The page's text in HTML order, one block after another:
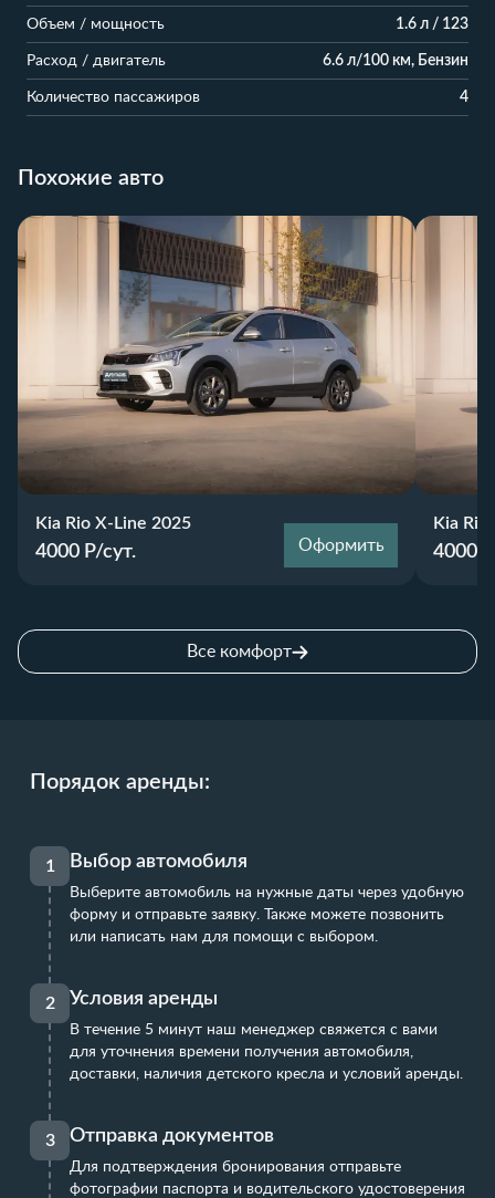
Объем / мощность 1.6 л / 123
Расход / двигатель 6.6 л/100 км, Бензин
Количество пассажиров 4
Похожие авто
Kia Rio X-Line 2025
4000 Р/сут. Оформить
Kia
4000
Все комфорт
Порядок аренды:
1 Выбор автомобиля
Выберите автомобиль на нужные даты через удобную
форму и отправьте заявку. Также можете позвонить
или написать нам для помощи с выбором.
2 Условия аренды
В течение 5 минут наш менеджер свяжется с вами
для уточнения времени получения автомобиля,
доставки, наличия детского кресла и условий аренды.
3 Отправка документов
Для подтверждения бронирования отправьте
фотографии паспорта и водительского удостоверения